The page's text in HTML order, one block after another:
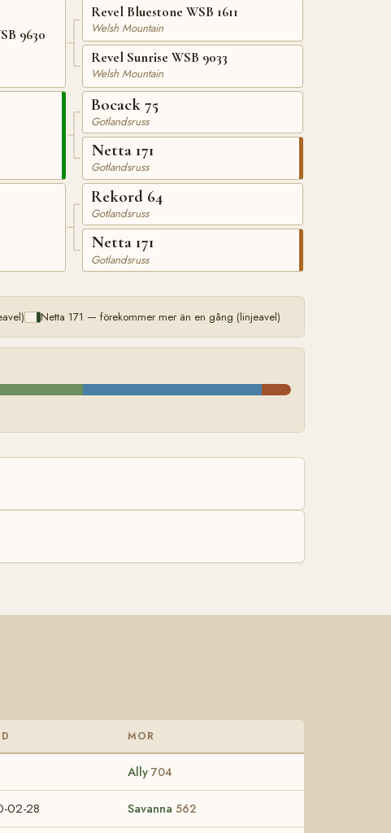
9630
Revel Bluestone WSB 1611
Welsh Mountain
Revel Sunrise WSB 9033
Welsh Mountain
Bocack 75
Gotlandsruss
Netta 171
Gotlandsruss
Rekord 64
Gotlandsruss
Netta 171
Gotlandsruss
Netta 171 — förekommer mer än en gång (linjeavel)
MOR
Ally 704
02-28 Savanna 562